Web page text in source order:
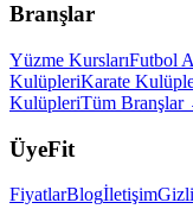
Branşlar
Yüzme KurslarıFutbol
KulüpleriKarate
KulüpleriTüm Branşlar
ÜyeFit
FiyatlarBlogİletişim